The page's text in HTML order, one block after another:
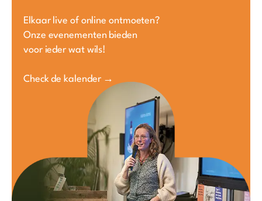
Elkaar live of online ontmoeten?
Onze evenementen bieden
voor ieder wat wils!
Check de kalender →